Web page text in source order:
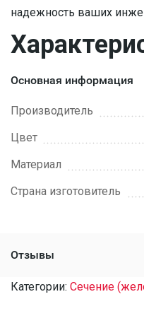
надежность ваших
Основная информация
Производитель
Цвет
Материал
Страна изготовитель
Отзывы
Категории: Сечение